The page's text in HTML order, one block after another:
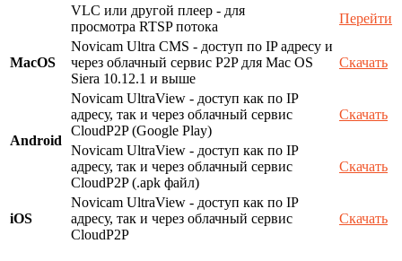
VLC или другой плеер - для
просмотра RTSP потока
Перейти
MacOS
Novicam Ultra CMS - доступ по IP адресу и
через облачный сервис P2P для Mac OS
Siera 10.12.1 и выше
Скачать
Android
Novicam UltraView - доступ как по IP
адресу, так и через облачный сервис
CloudP2P (Google Play)
Скачать
Novicam UltraView - доступ как по IP
адресу, так и через облачный сервис
CloudP2P (.apk файл)
Скачать
iOS
Novicam UltraView - доступ как по IP
адресу, так и через облачный сервис
CloudP2P
Скачать